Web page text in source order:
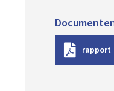
rapport
w